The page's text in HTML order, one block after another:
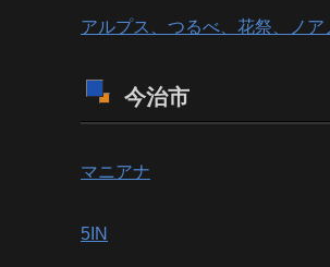
アルプス、つるべ、花祭、ノ
今治市
マニアナ
5IN